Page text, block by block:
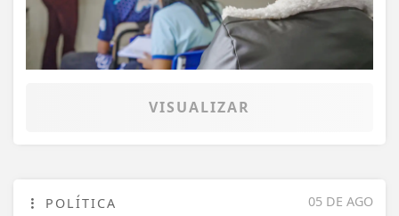
VISUALIZAR
05 DE AGO
POLÍTICA